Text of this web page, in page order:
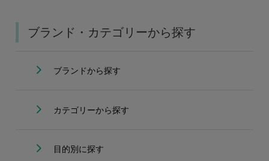
ブランド・カテゴリーから探す
ブランドから探す
カテゴリーから探す
目的別に探す